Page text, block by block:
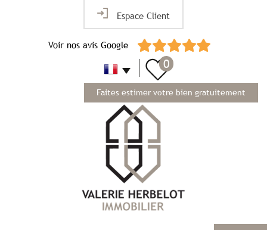
Espace Client
Voir nos avis Google
Faites estimer votre bien gratuitement
0